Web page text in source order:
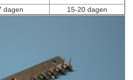
dagen 15-20 dagen